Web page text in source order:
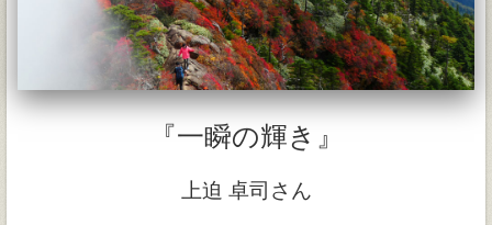
『一瞬の輝き』
上迫 卓司さん